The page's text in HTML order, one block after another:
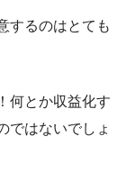
するのはとても
何とか収益化す
ではないでしょ